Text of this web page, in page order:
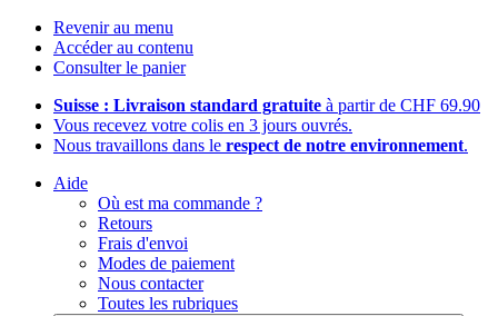
Revenir au menu
Accéder au contenu
Consulter le panier
Suisse : Livraison standard gratuite à partir de CHF 69.90
Vous recevez votre colis en 3 jours ouvrés.
Nous travaillons dans le respect de notre environnement.
Aide
Où est ma commande ?
Retours
Frais d'envoi
Modes de paiement
Nous contacter
Toutes les rubriques